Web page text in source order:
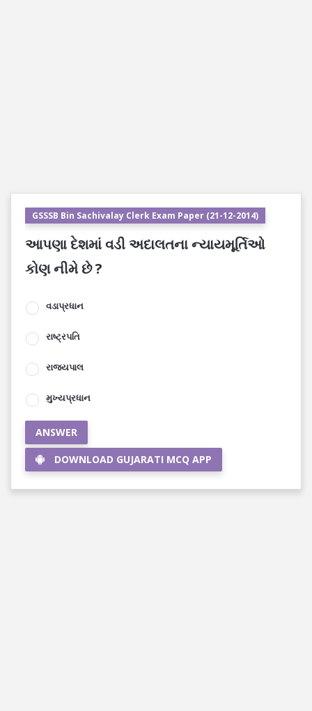
GSSSB Bin Sachivalay Clerk Exam Paper (21-12-2014)
આપણા દેશમાં વડી અદાલતના ન્યાયમૂર્તિઓ
કોણ નીમે છે ?
વડાપ્રધાન
રાષ્ટ્રપતિ
રાજ્યપાલ
મુખ્યપ્રધાન
ANSWER
DOWNLOAD GUJARATI MCQ APP